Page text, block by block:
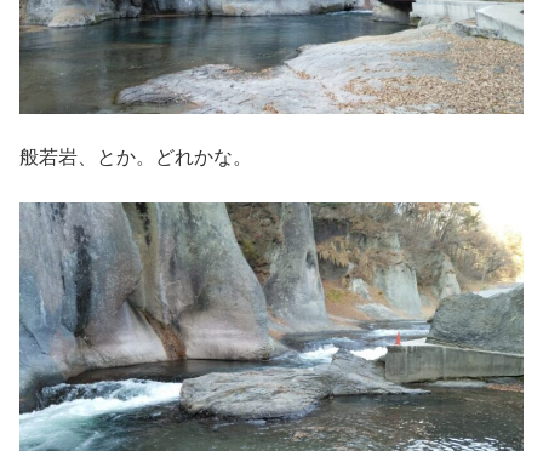
般若岩、とか。どれかな。